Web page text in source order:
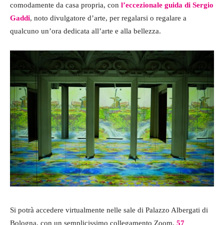
comodamente da casa propria, con l’eccezionale guida di Sergio
Gaddi, noto divulgatore d’arte, per regalarsi o regalare a
qualcuno un’ora dedicata all’arte e alla bellezza.
Si potrà accedere virtualmente nelle sale di Palazzo Albergati di
Bologna, con un semplicissimo collegamento Zoom, 57